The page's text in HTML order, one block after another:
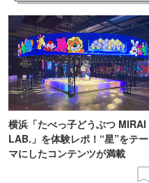
横浜「たべっ子どうぶつ MIRAI
LAB.」を体験レポ！“星”をテー
マにしたコンテンツが満載